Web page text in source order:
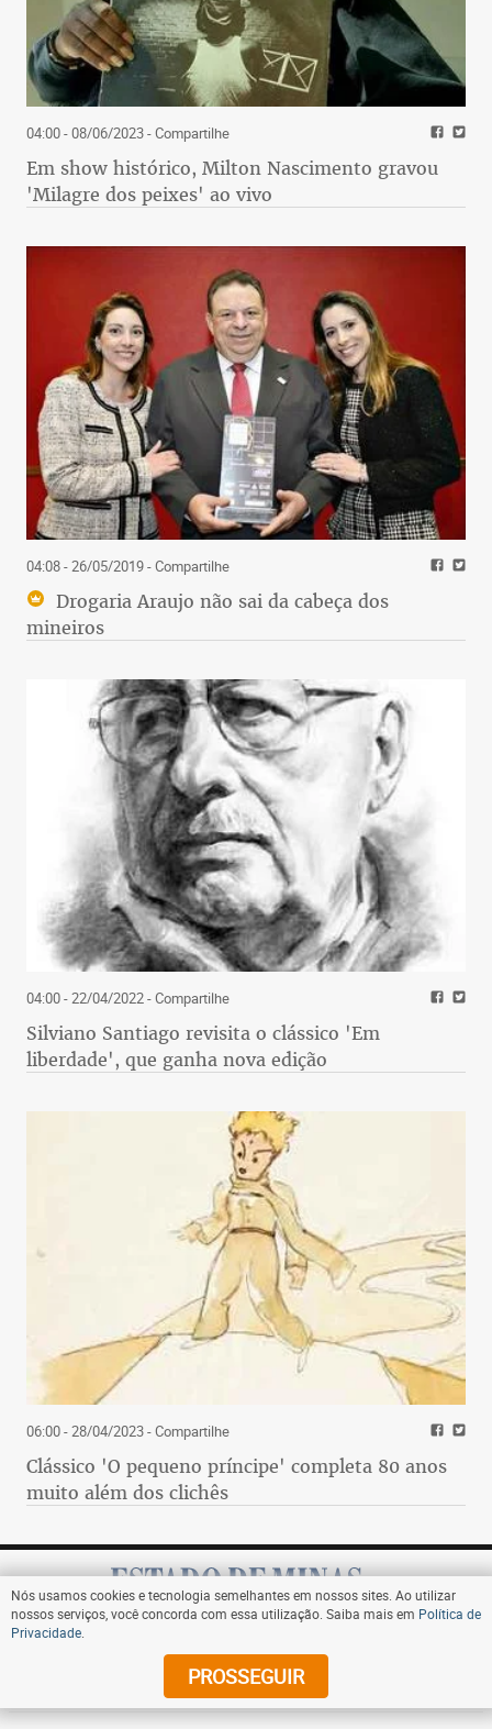
04:00 - 08/06/2023- Compartilhe
Em show histórico, Milton Nascimento gravou
'Milagre dos peixes' ao vivo
04:08 - 26/05/2019- Compartilhe
Drogaria Araujo não sai da cabeça dos
mineiros
04:00 - 22/04/2022- Compartilhe
Silviano Santiago revisita o clássico 'Em
liberdade', que ganha nova edição
06:00 - 28/04/2023- Compartilhe
Clássico 'O pequeno príncipe' completa 80 anos
muito além dos clichês
Assine
Nós usamos cookies e tecnologia semelhantes em nossos sites. Ao utilizar
nossos serviços, você concorda com essa utilização. Saiba mais em Política de
Privacidade
PROSSEGUIR